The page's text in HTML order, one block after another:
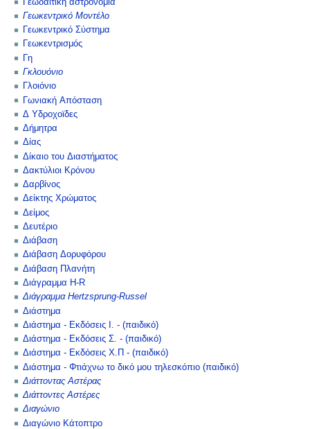
Γεωκεντρικό Μοντέλο
Γεωκεντρικό Σύστημα
Γεωκεντρισμός
Γη
Γκλουόνιο
Γλοιόνιο
Γωνιακή Απόσταση
Δ Υδροχοϊδες
Δήμητρα
Δίας
Δίκαιο του Διαστήματος
Δακτύλιοι Κρόνου
Δαρβίνος
Δείκτης Χρώματος
Δείμος
Δευτέριο
Διάβαση
Διάβαση Δορυφόρου
Διάβαση Πλανήτη
Διάγραμμα H-R
Διάγραμμα Hertzsprung-Russel
Διάστημα
Διάστημα - Εκδόσεις Ι. - (παιδικό)
Διάστημα - Εκδόσεις Σ. - (παιδικό)
Διάστημα - Εκδόσεις Χ.Π - (παιδικό)
Διάστημα - Φτιάχνω το δικό μου τηλεσκόπιο (παιδικό)
Διάττοντας Αστέρας
Διάττοντες Αστέρες
Διαγώνιο
Διαγώνιο Κάτοπτρο